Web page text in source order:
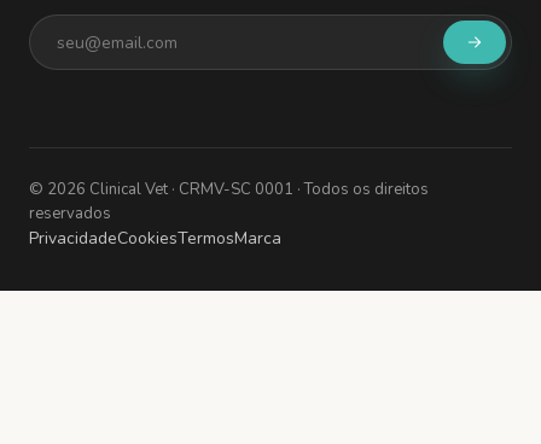
© 2026 Clinical Vet · CRMV-SC 0001 · Todos os direitos
reservados
PrivacidadeCookiesTermosMarca